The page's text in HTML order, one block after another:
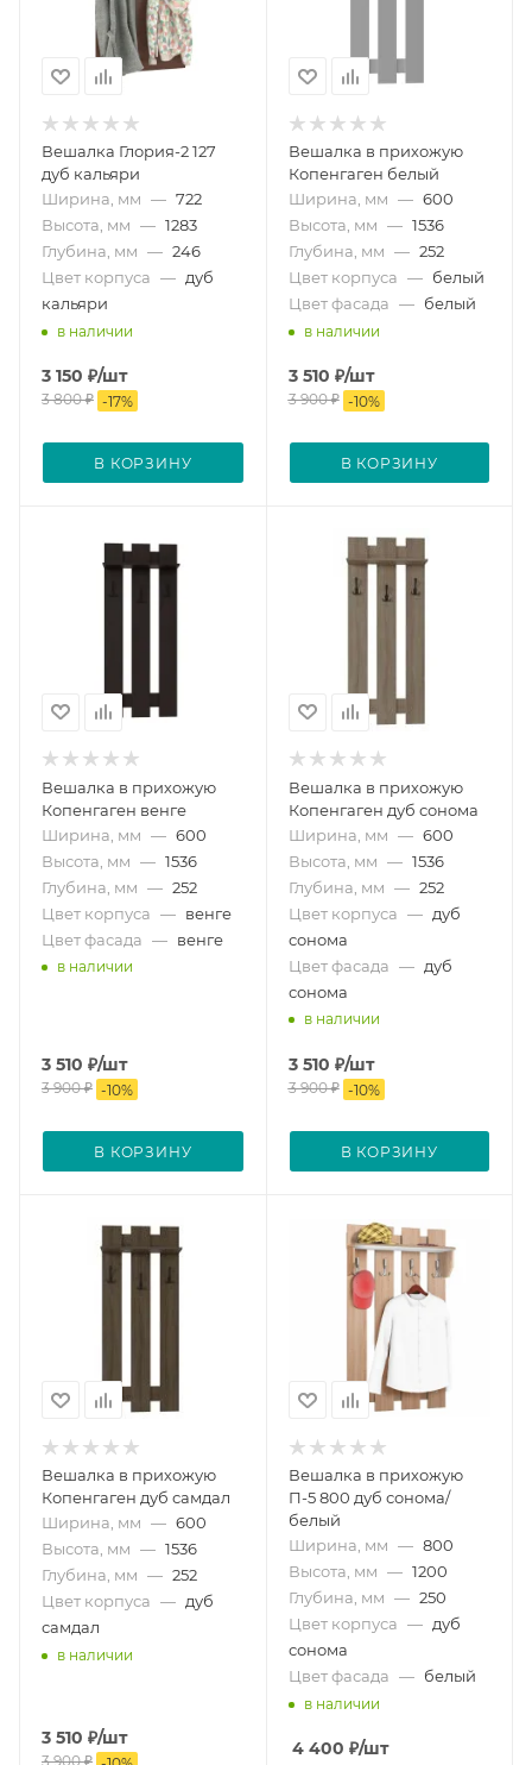
Вешалка Глория-2 127
дуб кальяри
Ширина, мм — 722
Высота, мм — 1283
Глубина, мм — 246
Цвет корпуса — дуб
кальяри
в наличии
3 150 ₽/шт
3 800₽ -17%
В КОРЗИНУ
Вешалка в прихожую
Копенгаген белый
Ширина, мм — 600
Высота, мм — 1536
Глубина, мм — 252
Цвет корпуса — белый
Цвет фасада — белый
в наличии
3 510 ₽/шт
3 900₽ -10%
В КОРЗИНУ
Вешалка в прихожую
Копенгаген венге
Ширина, мм — 600
Высота, мм — 1536
Глубина, мм — 252
Цвет корпуса — венге
Цвет фасада — венге
в наличии
3 510 ₽/шт
3 900₽ -10%
В КОРЗИНУ
Вешалка в прихожую
Копенгаген дуб сонома
Ширина, мм — 600
Высота, мм — 1536
Глубина, мм — 252
Цвет корпуса — дуб
сонома
Цвет фасада — дуб
сонома
в наличии
3 510 ₽/шт
3 900₽ -10%
В КОРЗИНУ
Вешалка в прихожую
Копенгаген дуб самдал
Ширина, мм — 600
Высота, мм — 1536
Глубина, мм — 252
Цвет корпуса — дуб
самдал
в наличии
3 510 ₽/шт
3 900₽
Вешалка в прихожую
П-5 800 дуб сонома/
белый
Ширина, мм — 800
Высота, мм — 1200
Глубина, мм — 250
Цвет корпуса — дуб
сонома
Цвет фасада — белый
в наличии
4 400 ₽/шт